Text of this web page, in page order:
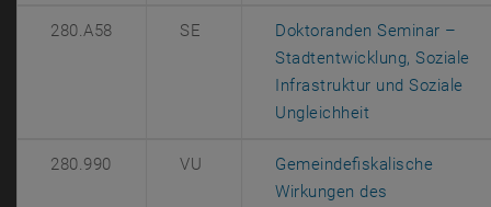
280.A58 SE
Doktoranden Seminar –
Stadtentwicklung, Soziale
Infrastruktur und Soziale
Ungleichheit
280.990 VU
Gemeindefiskalische
Wirkungen des